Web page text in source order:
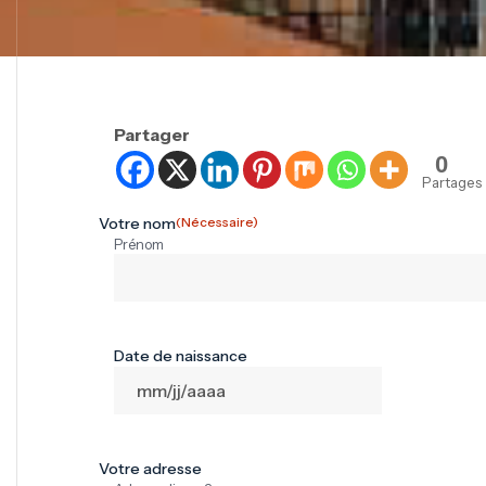
Partager
0
Partages
Votre nom(Nécessaire)
Prénom
Date de naissance
Votre adresse